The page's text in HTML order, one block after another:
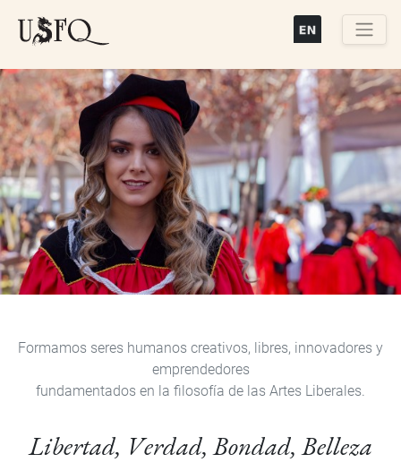
principal
Previous Next
Formamos seres humanos creativos, libres, innovadores y
emprendedores
fundamentados en la filosofía de las Artes Liberales.
Libertad, Verdad, Bondad, Belleza